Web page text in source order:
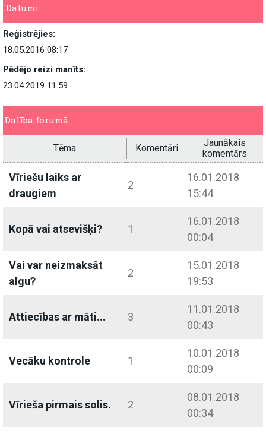
Datumi
Reģistrējies:
18.05.2016 08:17
Pēdējo reizi manīts:
23.04.2019 11:59
Dalība forumā
Tēma Komentāri
Jaunākais
komentārs
Vīriešu laiks ar
draugiem
2
16.01.2018
15:44
Kopā vai atsevišķi? 1
16.01.2018
00:04
Vai var neizmaksāt
algu?
2
15.01.2018
19:53
Attiecības ar māti... 3
11.01.2018
00:43
Vecāku kontrole 1
10.01.2018
00:09
Vīrieša pirmais solis. 2
08.01.2018
00:34